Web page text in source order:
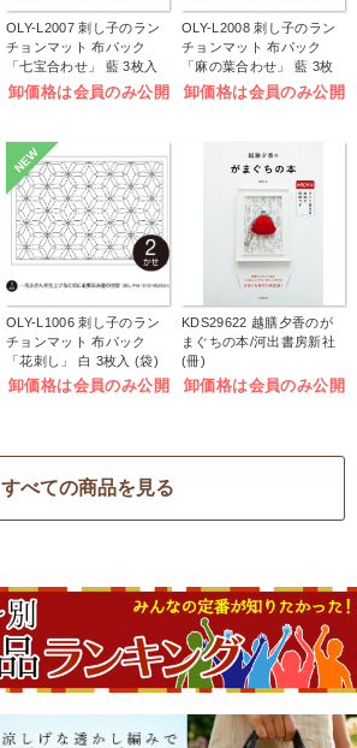
OLY-L2007 刺し子のラン
チョンマット 布パック
「七宝合わせ」 藍 3枚入
(袋)
卸価格は会員のみ公開
OLY-L2008 刺し子のラン
チョンマット 布パック
「麻の葉合わせ」 藍 3枚
入 (袋)
卸価格は会員のみ公開
NEW
OLY-L1006 刺し子のラン
チョンマット 布パック
「花刺し」 白 3枚入 (袋)
卸価格は会員のみ公開
KDS29622 越膳夕香のが
まぐちの本/河出書房新社
(冊)
卸価格は会員のみ公開
すべての商品を見る